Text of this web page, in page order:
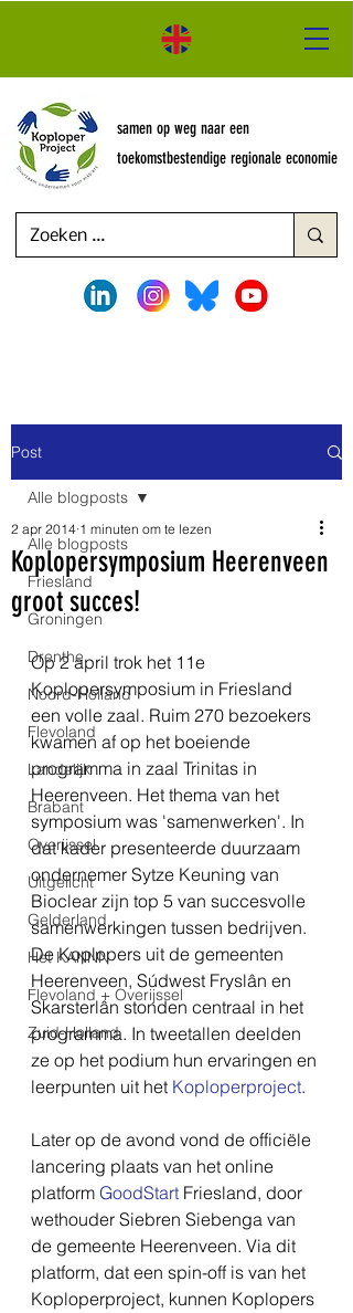
samen op weg naar een
toekomstbestendige regionale economie
Post
Alle blogposts
Friesland
Groningen
Drenthe
Noord-Holland
Flevoland
Landelijk
Brabant
Overijssel
Uitgelicht
Gelderland
Het KANNN
Flevoland + Overijssel
Zuid-Holland
Alle blogposts
Koplopersymposium Heerenveen
groot succes!
2 apr 2014 1 minuten om te lezen
Op 2 april trok het 11e
Koplopersymposium in Friesland
een volle zaal. Ruim 270 bezoekers
kwamen af op het boeiende
programma in zaal Trinitas in
Heerenveen. Het thema van het
symposium was 'samenwerken'. In
dat kader presenteerde duurzaam
ondernemer Sytze Keuning van
Bioclear zijn top 5 van succesvolle
samenwerkingen tussen bedrijven.
De Koplopers uit de gemeenten
Heerenveen, Súdwest Fryslân en
Skarsterlân stonden centraal in het
programma. In tweetallen deelden
ze op het podium hun ervaringen en
leerpunten uit het Koploperproject.
Later op de avond vond de officiële
lancering plaats van het online
platform GoodStart Friesland, door
wethouder Siebren Siebenga van
de gemeente Heerenveen. Via dit
platform, dat een spin-off is van het
Koploperproject, kunnen Koplopers